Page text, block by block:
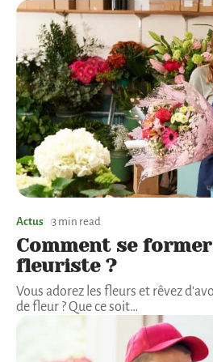
Actus 3 min read
Comment se
fleuriste ?
Vous adorez les fleurs et rêvez
de fleur ? Que ce soit…